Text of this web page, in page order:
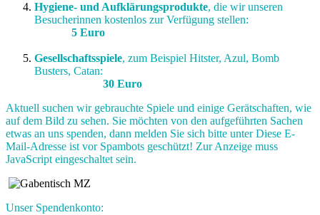
Hygiene- und Aufklärungsprodukte, die wir unseren
Besucherinnen kostenlos zur Verfügung stellen:
5 Euro
Gesellschaftsspiele, zum Beispiel Hitster, Azul, Bomb
Busters, Catan:
30 Euro
Aktuell suchen wir gebrauchte Spiele und einige Gerätschaften, wie
auf dem Bild zu sehen. Sie möchten von den aufgeführten Sachen
etwas an uns spenden, dann melden Sie sich bitte unterDiese E-
Mail-Adresse ist vor Spambots geschützt! Zur Anzeige muss
JavaScript eingeschaltet sein.
Unser Spendenkonto: